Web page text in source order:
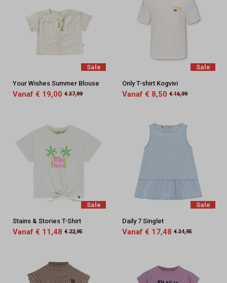
Sale
Your Wishes Summer Blouse
Vanaf € 19,00 € 37,99
Sale
Only T-shirt Kogvivi
Vanaf € 8,50 € 16,99
Sale
Stains & Stories T-Shirt
Vanaf € 11,48 € 22,95
Sale
Daily 7 Singlet
Vanaf € 17,48 € 34,95